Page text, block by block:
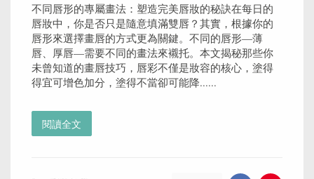
不同唇形的專屬畫法：塑造完美唇妝的秘訣在每日的
唇妝中，你是否只是隨意填滿雙唇？其實，根據你的
唇形來選擇畫唇的方式更為關鍵。不同的唇形—薄
唇、厚唇—需要不同的畫法來襯托。本文揭秘那些你
未曾知道的畫唇技巧，唇彩不僅是妝容的核心，塗得
得宜可增色加分，塗得不當卻可能降......
閱讀全文